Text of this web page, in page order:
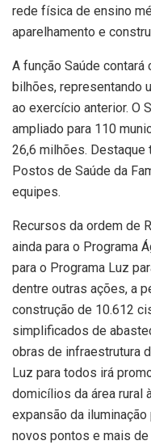
rede física de ensino
aparelhamento e
A função Saúde
bilhões, representando
ao exercício anterior. O
ampliado para 110
26,6 milhões. Destaque
Postos de Saúde da
equipes.
Recursos da ordem de
ainda para o Programa
para o Programa Luz
dentre outras ações, a
construção de 10.612
simplificados de
obras de infraestrutura
Luz para todos irá
domicílios da área rural
expansão da
novos pontos e mais